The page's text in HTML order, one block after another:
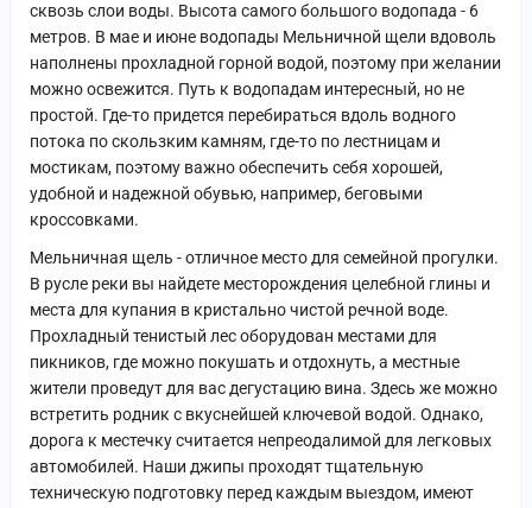
сквозь слои воды. Высота самого большого водопада - 6
метров. В мае и июне водопады Мельничной щели вдоволь
наполнены прохладной горной водой, поэтому при желании
можно освежится. Путь к водопадам интересный, но не
простой. Где-то придется перебираться вдоль водного
потока по скользким камням, где-то по лестницам и
мостикам, поэтому важно обеспечить себя хорошей,
удобной и надежной обувью, например, беговыми
кроссовками.
Мельничная щель - отличное место для семейной прогулки.
В русле реки вы найдете месторождения целебной глины и
места для купания в кристально чистой речной воде.
Прохладный тенистый лес оборудован местами для
пикников, где можно покушать и отдохнуть, а местные
жители проведут для вас дегустацию вина. Здесь же можно
встретить родник с вкуснейшей ключевой водой. Однако,
дорога к местечку считается непреодалимой для легковых
автомобилей. Наши джипы проходят тщательную
техническую подготовку перед каждым выездом, имеют